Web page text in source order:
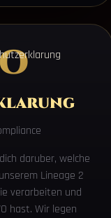
daruber, welche
Lineage 2
verarbeiten und
hast. Wir legen